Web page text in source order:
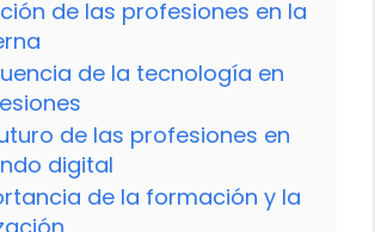
de las profesiones en la
de la tecnología en
de las profesiones en
digital
de la formación y la